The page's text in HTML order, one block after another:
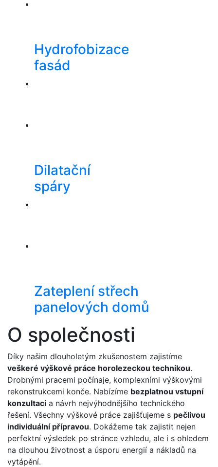
Hydrofobizace
fasád
Dilatační
spáry
Zateplení střech
panelových domů
O společnosti
Díky našim dlouholetým zkušenostem zajistíme
veškeré výškové práce horolezeckou technikou.
Drobnými pracemi počínaje, komplexními výškovými
rekonstrukcemi konče. Nabízíme bezplatnou vstupní
konzultaci a návrh nejvýhodnějšího technického
řešení. Všechny výškové práce zajišťujeme s pečlivou
individuální přípravou. Dokážeme tak zajistit nejen
perfektní výsledek po stránce vzhledu, ale i s ohledem
na dlouhou životnost a úsporu energií a nákladů na
vytápění.